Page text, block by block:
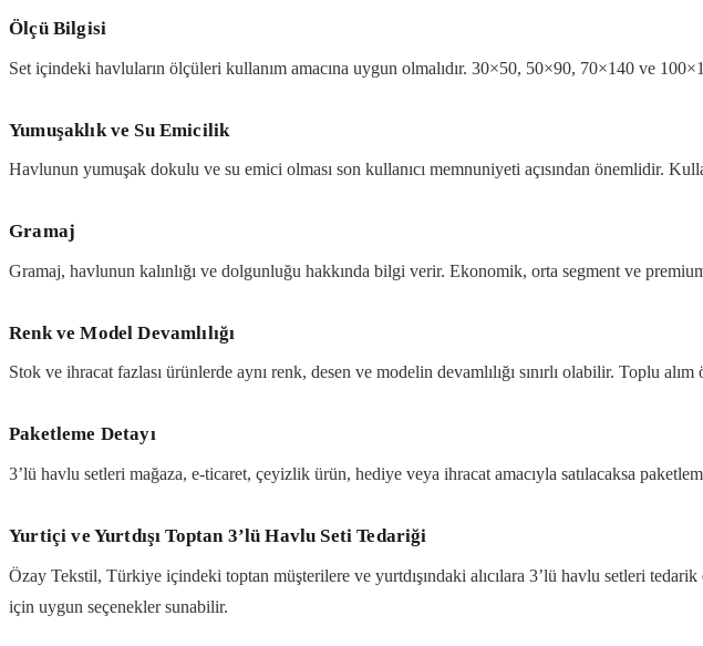
Ölçü Bilgisi
Set içindeki havluların ölçüleri kullanım amacına uygun olmalıdır. 30×50, 50×90, 70×140 ve
Yumuşaklık ve Su Emicilik
Havlunun yumuşak dokulu ve su emici olması son kullanıcı memnuniyeti açısından önemlidir.
Gramaj
Gramaj, havlunun kalınlığı ve dolgunluğu hakkında bilgi verir. Ekonomik, orta segment ve
Renk ve Model Devamlılığı
Stok ve ihracat fazlası ürünlerde aynı renk, desen ve modelin devamlılığı sınırlı olabilir. Toplu
Paketleme Detayı
3’lü havlu setleri mağaza, e-ticaret, çeyizlik ürün, hediye veya ihracat amacıyla satılacaksa
Yurtiçi ve Yurtdışı Toptan 3’lü Havlu Seti Tedariği
Özay Tekstil, Türkiye içindeki toptan müşterilere ve yurtdışındaki alıcılara 3’lü havlu setleri
için uygun seçenekler sunabilir.